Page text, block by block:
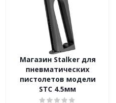
Магазин Stalker для
пневматических
пистолетов модели
STС 4.5мм